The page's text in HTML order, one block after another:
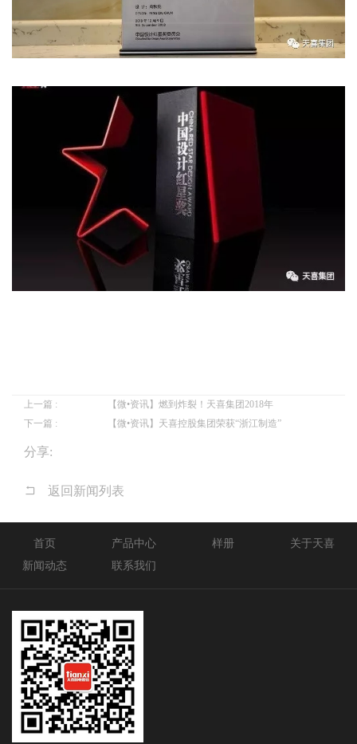
上一篇 :
【微•资讯】燃到炸裂！天喜集团2018年
下一篇 :
【微•资讯】天喜控股集团荣获“浙江制造”
分享:
返回新闻列表
首页 产品中心 样册
关于天喜
新闻动态
联系我们